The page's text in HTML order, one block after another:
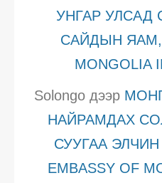
УНГАР УЛСАД
САЙДЫН ЯАМ,
MONGOLIA
Solongo дээр
НАЙРАМДАХ
СУУГАА
EMBASSY OF